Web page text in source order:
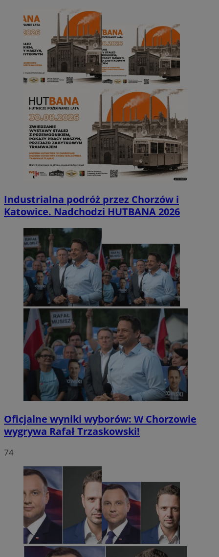
Industrialna podróż przez Chorzów i
Katowice. Nadchodzi HUTBANA 2026
Oficjalne wyniki wyborów: W Chorzowie
wygrywa Rafał Trzaskowski!
74